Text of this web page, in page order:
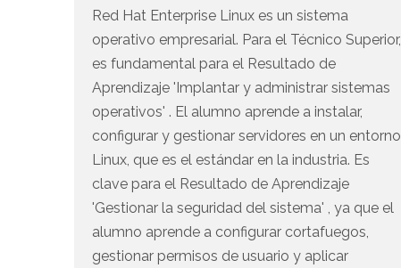
Red Hat Enterprise Linux es un sistema
operativo empresarial. Para el Técnico Superior,
es fundamental para el Resultado de
Aprendizaje 'Implantar y administrar sistemas
operativos' . El alumno aprende a instalar,
configurar y gestionar servidores en un entorno
Linux, que es el estándar en la industria. Es
clave para el Resultado de Aprendizaje
'Gestionar la seguridad del sistema' , ya que el
alumno aprende a configurar cortafuegos,
gestionar permisos de usuario y aplicar